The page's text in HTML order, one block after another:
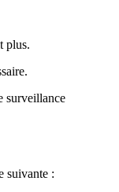
plus.
surveillance
suivante :